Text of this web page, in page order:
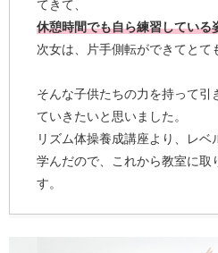
てきて、
休憩時間でも自ら練習している
次女は、片手側転ができてとて
そんな子供たちの力を持って引
ていきたいと思いました。
リズム体操養成講座より、レ
学んだので、これから教室に取
す。